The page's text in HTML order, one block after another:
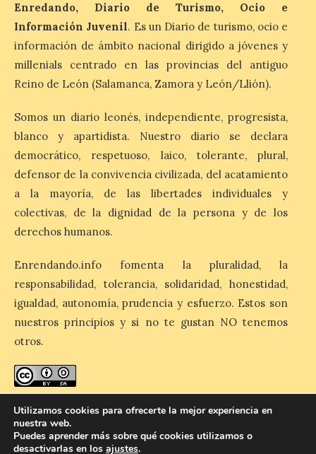
Cruz Roja concluye el
Gran Premio de La Bañeza
con 33 atenciones,
incluidos los 10 heridos en
los dos accidentes
registrados durante el fin
de semana
10 Ago 2026
Cruz Roja concluye el Gran
Premio de La Bañeza con
33 atenciones, incluidos
los 10 heridos en los dos
durante el fin de semana. El dispositivo
a nueve personas heridas en el […]
El Ayuntamiento de
Zamora impulsa la
identidad histórica de
de nuevas placas
cerámicas en el callejero
del barrio
10 Ago 2026
Enredando, Diario de Turismo, Ocio e
Información Juvenil. Es un Diario de turismo, ocio e
información de ámbito nacional dirigido a jóvenes y
millenials centrado en las provincias del antiguo
Reino de León (Salamanca, Zamora y León/Llión).
Somos un diario leonés, independiente, progresista,
blanco y apartidista. Nuestro diario se declara
democrático, respetuoso, laico, tolerante, plural,
defensor de la convivencia civilizada, del acatamiento
a la mayoría, de las libertades individuales y
colectivas, de la dignidad de la persona y de los
derechos humanos.
Enrendando.info fomenta la pluralidad, la
responsabilidad, tolerancia, solidaridad, honestidad,
igualdad, autonomía, prudencia y esfuerzo. Estos son
nuestros principios y si no te gustan NO tenemos
otros.
Reconocimiento-CompartirIgual 4.0 Internacional
Utilizamos cookies para ofrecerte la mejor experiencia en
nuestra web.
Puedes aprender más sobre qué cookies utilizamos o
desactivarlas en los ajustes.